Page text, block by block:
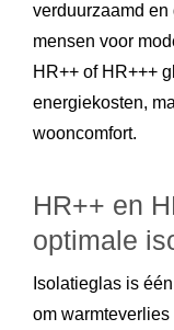
verduurzaamd
mensen voor
HR++ of HR+++
energiekosten,
wooncomfort.
HR++ en
optimale
Isolatieglas is
om